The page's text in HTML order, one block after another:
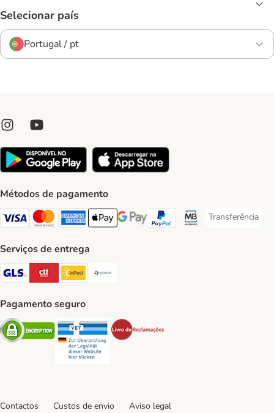
Selecionar país
Portugal / pt
Métodos de pagamento
Visa Payment Method
Mastercard Payment Method
American Express Payment Method
Apple Pay Payment Method
Google Pay Payment Method
PayPal Payment Method
Multibanco Payment
Transferência
Transferência
Serviços de entrega
GLS Shipping Method
CTTExpress Shipping Method
InPost Shipping Method
Pagamento seguro
Security Security
Contactos Custos de envio Aviso legal